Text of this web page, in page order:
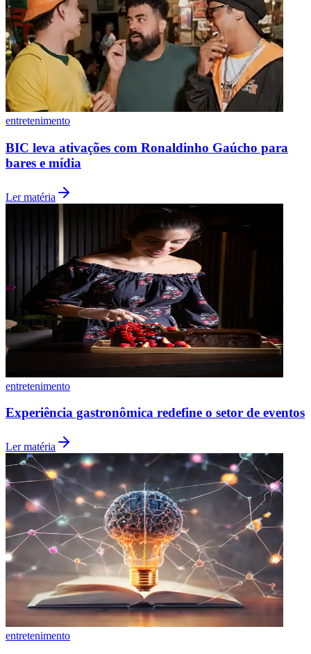
Cruzeiro
entretenimento
BIC leva ativações com Ronaldinho Gaúcho para
bares e mídia
Ler matéria
entretenimento
Experiência gastronômica redefine o setor de eventos
Ler matéria
entretenimento